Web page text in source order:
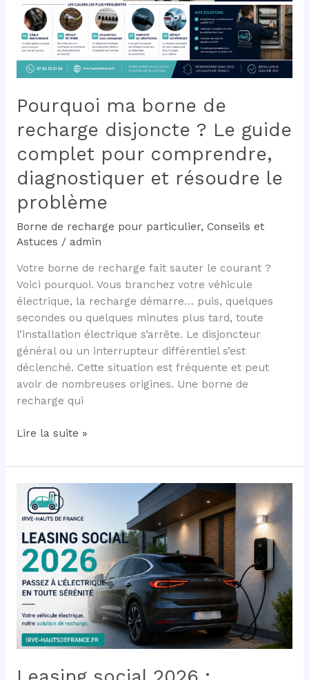
complet
pour
comprendre
et
résoudre
problème
Pourquoi ma borne de
recharge disjoncte ? Le guide
complet pour comprendre,
diagnostiquer et résoudre le
problème
Borne de recharge pour particulier, Conseils et
Astuces / admin
Votre borne de recharge fait sauter le courant ?
Voici pourquoi. Vous branchez votre véhicule
électrique, la recharge démarre… puis, quelques
secondes ou quelques minutes plus tard, toute
l’installation électrique s’arrête. Le disjoncteur
général ou un interrupteur différentiel s’est
déclenché. Cette situation est fréquente et peut
avoir de nombreuses origines. Une borne de
recharge qui
Pourquoi
borne
recharge
disjoncte
Le
guide
complet
pour
comprendre,
diagnostiquer
et
Lire la suite »